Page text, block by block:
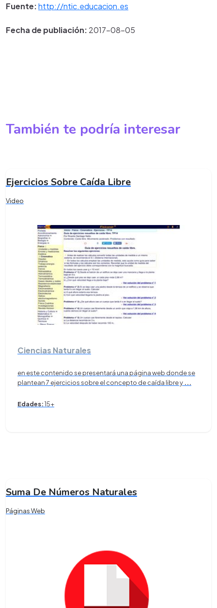
Fuente:http://ntic.educacion.es
Fecha de publiación: 2017-08-05
También te podría interesar
Ejercicios Sobre Caída Libre
Video
Ciencias Naturales
en este contenido se presentará una página web donde se
plantean 7 ejercicios sobre el concepto de caída libre y ...
Edades:15+
Suma De Números Naturales
Páginas Web